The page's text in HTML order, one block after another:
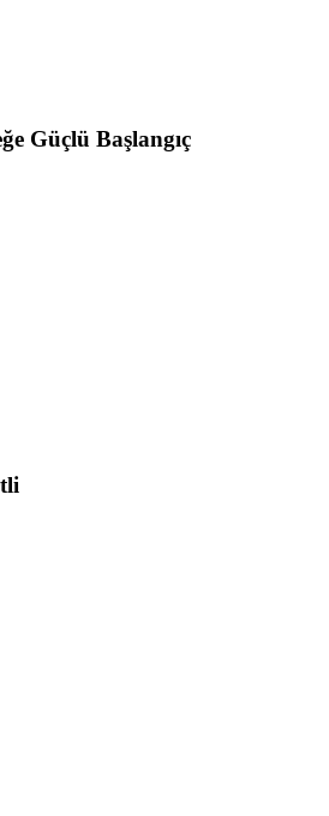
Güçlü Başlangıç